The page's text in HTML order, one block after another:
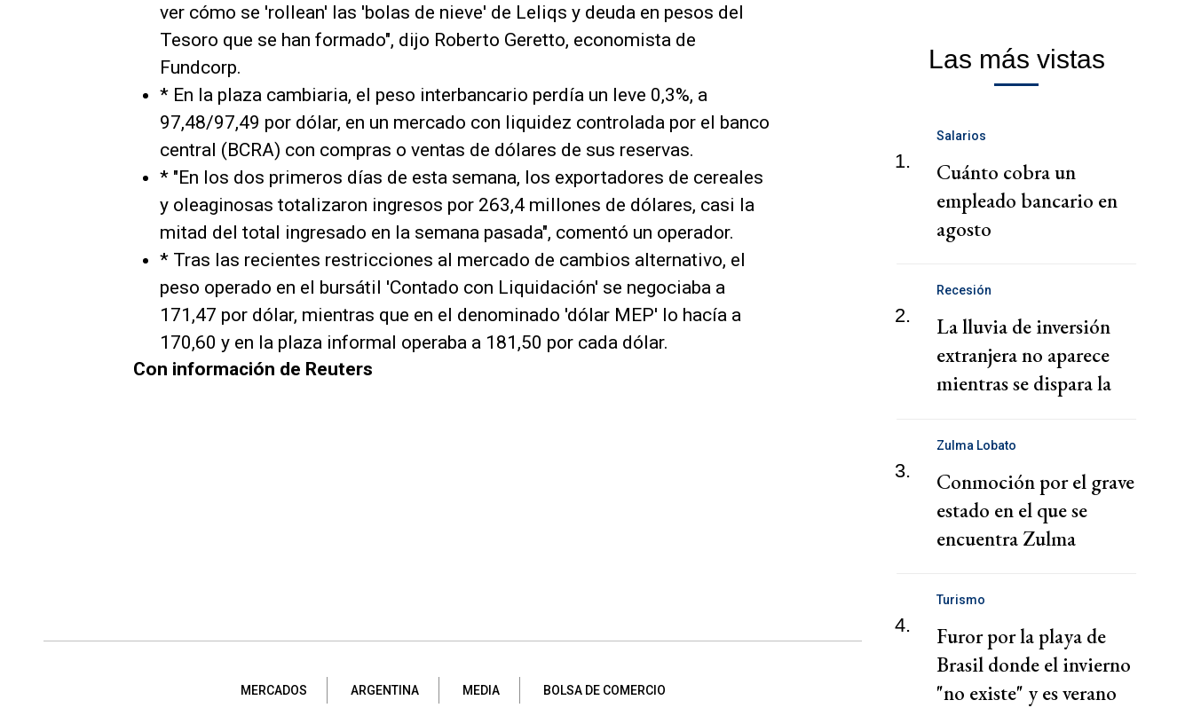
ver cómo se 'rollean' las 'bolas de nieve' de Leliqs y deuda en pesos del
Tesoro que se han formado", dijo Roberto Geretto, economista de
Fundcorp.
* En la plaza cambiaria, el peso interbancario perdía un leve 0,3%, a
97,48/97,49 por dólar, en un mercado con liquidez controlada por el banco
central (BCRA) con compras o ventas de dólares de sus reservas.
* "En los dos primeros días de esta semana, los exportadores de cereales
y oleaginosas totalizaron ingresos por 263,4 millones de dólares, casi la
mitad del total ingresado en la semana pasada", comentó un operador.
* Tras las recientes restricciones al mercado de cambios alternativo, el
peso operado en el bursátil 'Contado con Liquidación' se negociaba a
171,47 por dólar, mientras que en el denominado 'dólar MEP' lo hacía a
170,60 y en la plaza informal operaba a 181,50 por cada dólar.
Con información de Reuters
MERCADOS ARGENTINA MEDIA BOLSA DE COMERCIO
Las más vistas
1.
Salarios
Cuánto cobra un
empleado bancario en
agosto
2.
Recesión
La lluvia de inversión
extranjera no aparece
mientras se dispara la
3.
Zulma Lobato
Conmoción por el grave
estado en el que se
encuentra Zulma
4.
Turismo
Furor por la playa de
Brasil donde el invierno
"no existe" y es verano